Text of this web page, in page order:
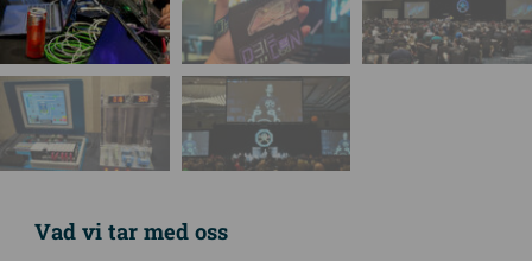
Vad vi tar med oss